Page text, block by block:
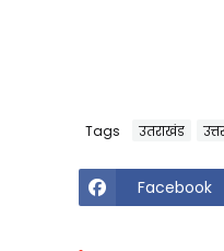
Tags उतराखंड
Facebook